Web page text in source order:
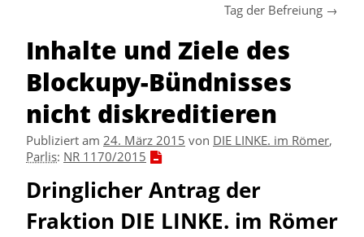
Tag der Befreiung →
Inhalte und Ziele des
Blockupy-Bündnisses
nicht diskreditieren
Publiziert am 24. März 2015 von DIE LINKE. im Römer,
Parlis: NR 1170/2015
Dringlicher Antrag der
Fraktion DIE LINKE. im Römer